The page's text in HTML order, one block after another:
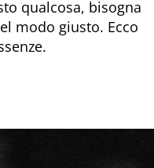
qualcosa, bisogna
modo giusto. Ecco